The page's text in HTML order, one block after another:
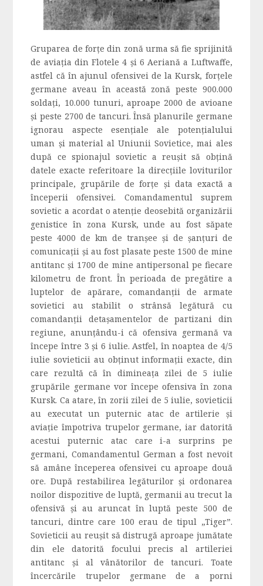
Gruparea de forţe din zonă urma să fie sprijinită
de aviația din Flotele 4 și 6 Aeriană a Luftwaffe,
astfel că în ajunul ofensivei de la Kursk, forţele
germane aveau în această zonă peste 900.000
soldaţi, 10.000 tunuri, aproape 2000 de avioane
şi peste 2700 de tancuri. Însă planurile germane
ignorau aspecte esenţiale ale potenţialului
uman şi material al Uniunii Sovietice, mai ales
după ce spionajul sovietic a reuşit să obţină
datele exacte referitoare la direcţiile loviturilor
principale, grupările de forţe și data exactă a
începerii ofensivei. Comandamentul suprem
sovietic a acordat o atenţie deosebită organizării
genistice în zona Kursk, unde au fost săpate
peste 4000 de km de tranşee şi de şanţuri de
comunicaţii și au fost plasate peste 1500 de mine
antitanc şi 1700 de mine antipersonal pe fiecare
kilometru de front. În perioada de pregătire a
luptelor de apărare, comandanţii de armate
sovietici au stabilit o strânsă legătură cu
comandanţii detaşamentelor de partizani din
regiune, anunțându-i că ofensiva germană va
începe între 3 şi 6 iulie. Astfel, în noaptea de 4/5
iulie sovieticii au obţinut informaţii exacte, din
care rezultă că în dimineaţa zilei de 5 iulie
grupările germane vor începe ofensiva în zona
Kursk. Ca atare, în zorii zilei de 5 iulie, sovieticii
au executat un puternic atac de artilerie şi
aviaţie împotriva trupelor germane, iar datorită
acestui puternic atac care i-a surprins pe
germani, Comandamentul German a fost nevoit
să amâne începerea ofensivei cu aproape două
ore. După restabilirea legăturilor şi ordonarea
noilor dispozitive de luptă, germanii au trecut la
ofensivă și au aruncat în luptă peste 500 de
tancuri, dintre care 100 erau de tipul „Tiger”.
Sovieticii au reuşit să distrugă aproape jumătate
din ele datorită focului precis al artileriei
antitanc şi al vânătorilor de tancuri. Toate
încercările trupelor germane de a porni